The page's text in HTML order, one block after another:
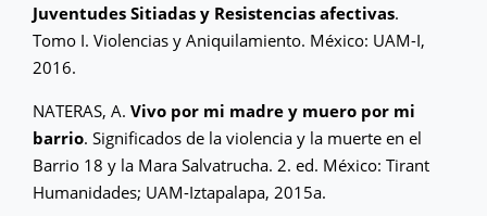
Juventudes Sitiadas y Resistencias afectivas.
Tomo I. Violencias y Aniquilamiento. México: UAM-I,
2016.
NATERAS, A. Vivo por mi madre y muero por mi
barrio. Significados de la violencia y la muerte en el
Barrio 18 y la Mara Salvatrucha. 2. ed. México: Tirant
Humanidades; UAM-Iztapalapa, 2015a.